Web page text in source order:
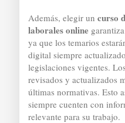
Además, elegir un curso
laborales online
ya que los temarios
digital siempre
legislaciones vigentes.
revisados y actualizados
últimas normativas. Esto
siempre cuenten con
relevante para su trabajo.